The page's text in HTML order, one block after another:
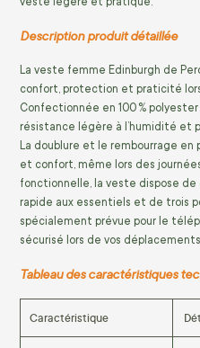
Description produit détaillée
La veste femme Edinburgh de
confort, protection et praticité
Confectionnée en 100 %
résistance légère à l’humidité et
La doublure et le rembourrage
et confort, même lors des
fonctionnelle, la veste dispose de
rapide aux essentiels et de trois
spécialement prévue pour le
sécurisé lors de vos déplacements.
Tableau des caractéristiques
Caractéristique